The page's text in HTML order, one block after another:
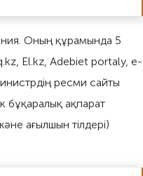
Оның құрамында 5
El.kz, Adebiet portaly, e-
ресми сайты
бұқаралық ақпарат
ағылшын тілдері)